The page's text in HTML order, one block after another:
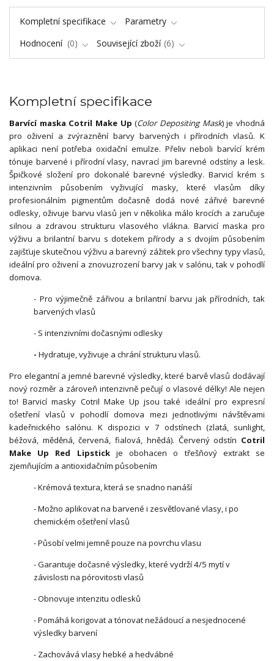
Kompletní specifikace
Parametry
Hodnocení
0 Související zboží 6
Kompletní specifikace
Barvící maska Cotril Make Up (Color Depositing Mask) je vhodná
pro oživení a zvýraznění barvy barvených i přírodních vlasů. K
aplikaci není potřeba oxidační emulze. Přeliv neboli barvící krém
tónuje barvené i přírodní vlasy, navrací jim barevné odstíny a lesk.
Špičkové složení pro dokonalé barevné výsledky. Barvicí krém s
intenzivním působením vyživující masky, které vlasům díky
profesionálním pigmentům dočasně dodá nové zářivé barevné
odlesky, oživuje barvu vlasů jen v několika málo krocích a zaručuje
silnou a zdravou strukturu vlasového vlákna. Barvicí maska pro
výživu a brilantní barvu s dotekem přírody a s dvojím působením
zajišťuje skutečnou výživu a barevný zážitek pro všechny typy vlasů,
ideální pro oživení a znovuzrození barvy jak v salónu, tak v pohodlí
domova.
- Pro výjimečně zářivou a brilantní barvu jak přírodních, tak
barvených vlasů
- S intenzivními dočasnými odlesky
- Hydratuje, vyživuje a chrání strukturu vlasů.
Pro elegantní a jemné barevné výsledky, které barvě vlasů dodávají
nový rozměr a zároveň intenzivně pečují o vlasové délky! Ale nejen
to! Barvicí masky Cotril Make Up jsou také ideální pro expresní
ošetření vlasů v pohodlí domova mezi jednotlivými návštěvami
kadeřnického salónu. K dispozici v 7 odstínech (zlatá, sunlight,
béžová, měděná, červená, fialová, hnědá). Červený odstín Cotril
Make Up Red Lipstickje obohacen o třešňový extrakt se
zjemňujícím a antioxidačním působením
- Krémová textura, která se snadno nanáší
- Možno aplikovat na barvené i zesvětlované vlasy, i po
chemickém ošetření vlasů
- Působí velmi jemně pouze na povrchu vlasu
- Garantuje dočasné výsledky, které vydrží 4/5 mytí v
závislosti na pórovitosti vlasů
- Obnovuje intenzitu odlesků
- Pomáhá korigovat a tónovat nežádoucí a nesjednocené
výsledky barvení
- Zachovává vlasy hebké a hedvábné